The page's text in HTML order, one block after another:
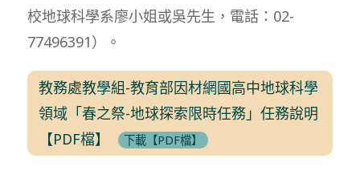
校地球科學系廖小姐或吳先生，電話：02-
77496391）。
教務處教學組-教育部因材網國高中地球科學
領域「春之祭-地球探索限時任務」任務說明
【PDF檔】
下載【PDF檔】